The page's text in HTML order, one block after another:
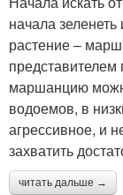
начала
растение –
маршанцию
водоемов, в
агрессивное, и
захватить
читать дальше →